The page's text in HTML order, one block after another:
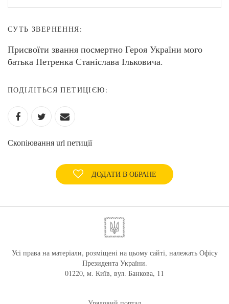
СУТЬ ЗВЕРНЕННЯ:
Присвоїти звання посмертно Героя України мого
батька Петренка Станіслава Ільковича.
ПОДІЛІТЬСЯ ПЕТИЦІЄЮ:
Скопіювання url петиції
ДОДАТИ В ОБРАНЕ
Усі права на матеріали, розміщені на цьому сайті, належать Офісу
Президента України.
01220, м. Київ, вул. Банкова, 11